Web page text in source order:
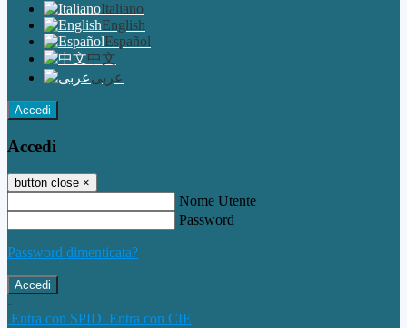
Italiano
English
Español
中文
عربى
Accedi
Accedi
button close ×
Nome Utente
Password
Password dimenticata?
-
Entra con SPID Entra con CIE